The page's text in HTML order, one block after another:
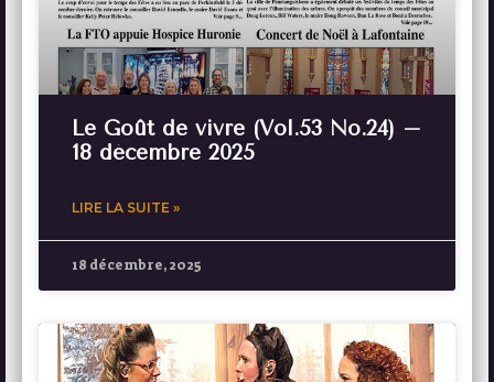
Le Goût de vivre (Vol.53 No.24) –
18 décembre 2025
LIRE LA SUITE »
18 décembre, 2025